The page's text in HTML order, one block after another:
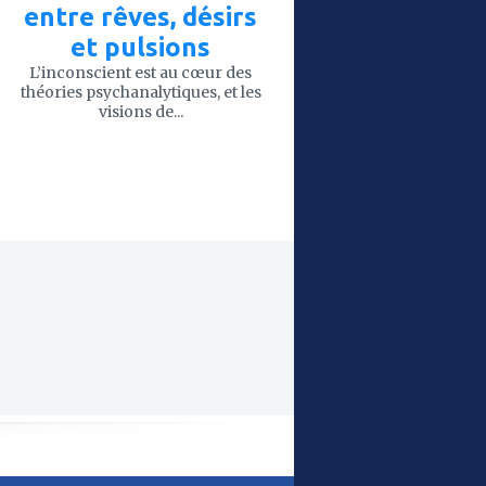
entre rêves, désirs
et pulsions
L’inconscient est au cœur des
théories psychanalytiques, et les
visions de...